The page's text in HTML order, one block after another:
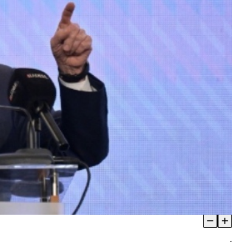
سلام: لا إنقاذ للبنان من دون العودة إلى منطق الدولة